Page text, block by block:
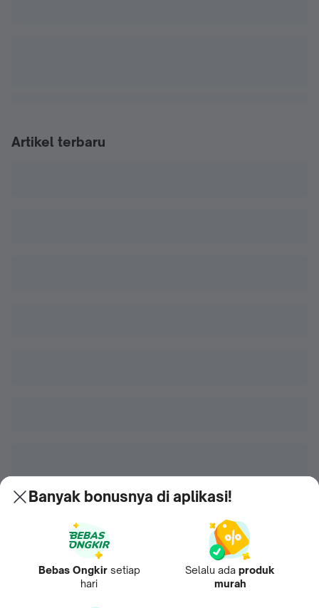
Artikel terbaru
Banyak bonusnya di aplikasi!
Bebas Ongkir setiap
hari
Selalu ada produk
murah